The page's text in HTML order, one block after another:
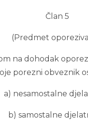
Član 5
(Predmet
na dohodak
porezni obveznik
a) nesamostalne
b) samostalne